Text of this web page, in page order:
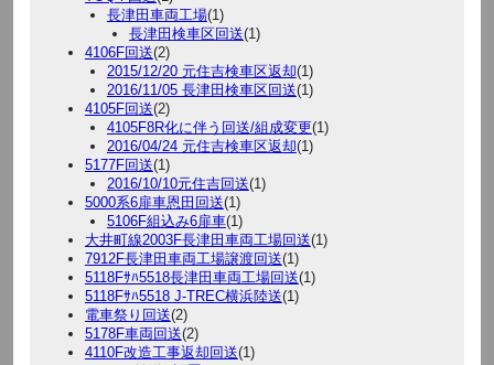
長津田車両工場(1)
長津田検車区回送(1)
4106F回送(2)
2015/12/20 元住吉検車区返却(1)
2016/11/05 長津田検車区回送(1)
4105F回送(2)
4105F8R化に伴う回送/組成変更(1)
2016/04/24 元住吉検車区返却(1)
5177F回送(1)
2016/10/10元住吉回送(1)
5000系6扉車恩田回送(1)
5106F組込み6扉車(1)
大井町線2003F長津田車両工場回送(1)
7912F長津田車両工場譲渡回送(1)
5118Fｻﾊ5518長津田車両工場回送(1)
5118Fｻﾊ5518 J-TREC横浜陸送(1)
電車祭り回送(2)
5178F車両回送(2)
4110F改造工事返却回送(1)